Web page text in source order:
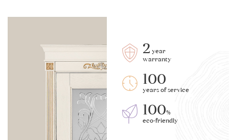
2 year
warranty
100
years of service
100%
eco-friendly